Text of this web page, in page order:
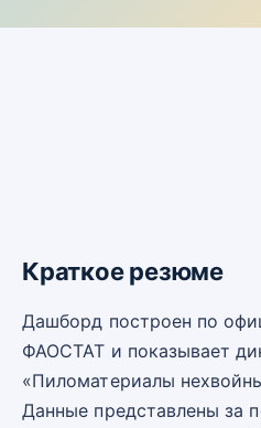
Краткое резюме
Дашборд построен по
ФАОСТАТ и показывает
«Пиломатериалы
Данные представлены за